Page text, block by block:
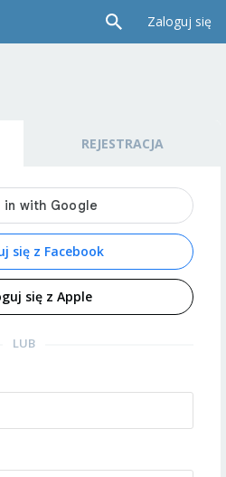
Zaloguj się
REJESTRACJA
się z Facebook
się z Apple
LUB